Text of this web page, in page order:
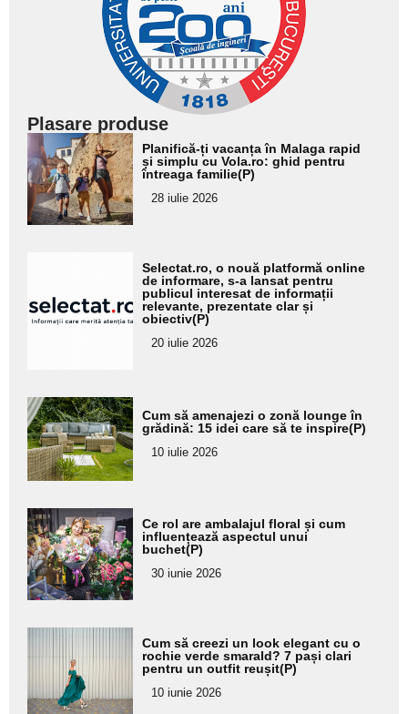
Plasare produse
Adaugă
aici textul
pentru
subtitlu
Planifică-ți vacanța în Malaga rapid
și simplu cu Vola.ro: ghid pentru
întreaga familie(P)
28 iulie 2026
pentru
subtitlu
Selectat.ro, o nouă platformă online
de informare, s-a lansat pentru
publicul interesat de informații
relevante, prezentate clar și
obiectiv(P)
20 iulie 2026
Adaugă
aici textul
pentru
subtitlu
Cum să amenajezi o zonă lounge în
grădină: 15 idei care să te inspire(P)
10 iulie 2026
Adaugă
aici textul
pentru
subtitlu
Ce rol are ambalajul floral și cum
influențează aspectul unui
buchet(P)
30 iunie 2026
Adaugă
aici textul
pentru
subtitlu
Cum să creezi un look elegant cu o
rochie verde smarald? 7 pași clari
pentru un outfit reușit(P)
10 iunie 2026